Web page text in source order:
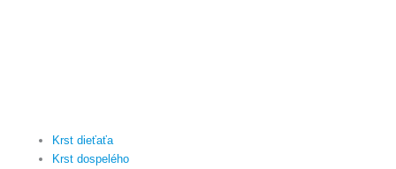
Krst dieťaťa
Krst dospelého